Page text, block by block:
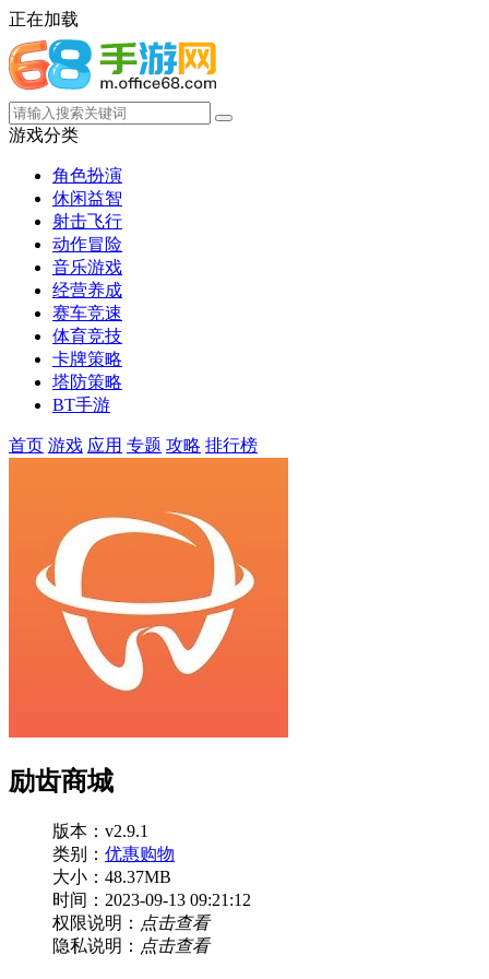
正在加载
游戏分类
角色扮演
休闲益智
射击飞行
动作冒险
音乐游戏
经营养成
赛车竞速
体育竞技
卡牌策略
塔防策略
BT手游
首页 游戏 应用 专题 攻略 排行榜
励齿商城
版本：v2.9.1
类别： 优惠购物
大小：48.37MB
时间：2023-09-13 09:21:12
权限说明： 点击查看
隐私说明： 点击查看